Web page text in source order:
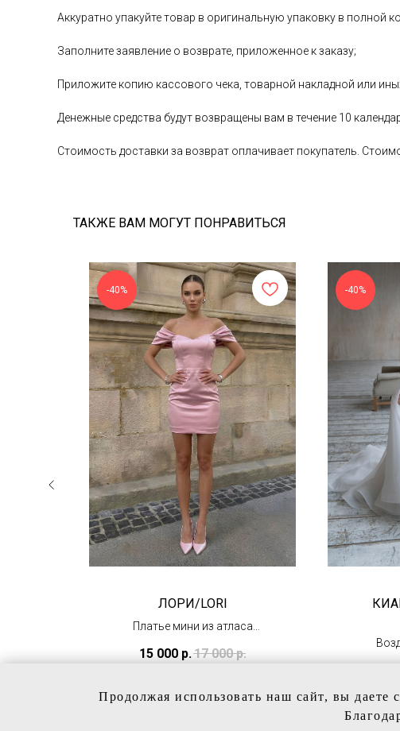
Аккуратно упакуйте товар в оригинальную упаковку в полной
Заполните заявление о возврате, приложенное к заказу;
Приложите копию кассового чека, товарной накладной или
Денежные средства будут возвращены вам в течение 10
Стоимость доставки за возврат оплачивает покупатель.
ТАКЖЕ ВАМ МОГУТ ПОНРАВИТЬСЯ
-40%
ЛОРИ/LORI
Платье мини из атласа
"Олимпийский")
15 000 р.17 000 р.
-40%
Продолжая использовать наш сайт, вы даете